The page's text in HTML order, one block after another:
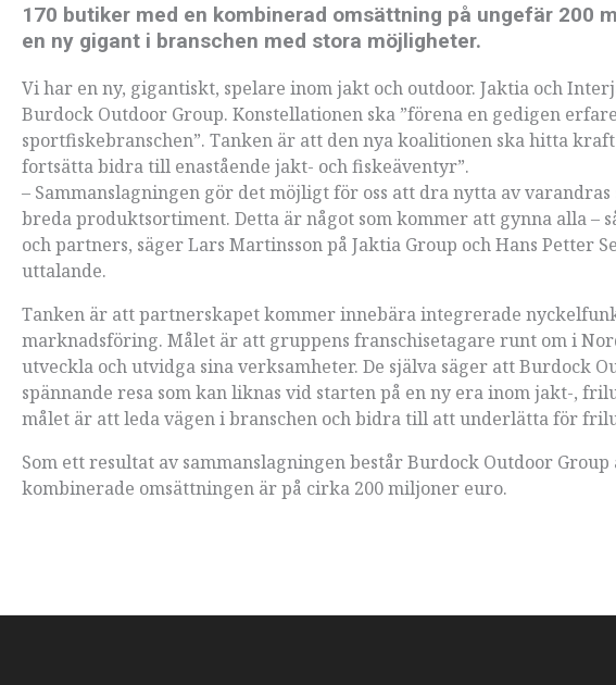
170 butiker med en kombinerad omsättning på ungefär 200
en ny gigant i branschen med stora möjligheter.
Vi har en ny, gigantiskt, spelare inom jakt och outdoor. Jaktia och
Burdock Outdoor Group. Konstellationen ska ”förena en gedigen
sportfiskebranschen”. Tanken är att den nya koalitionen ska hitta
fortsätta bidra till enastående jakt- och fiskeäventyr”.
– Sammanslagningen gör det möjligt för oss att dra nytta av
breda produktsortiment. Detta är något som kommer att gynna alla –
och partners, säger Lars Martinsson på Jaktia Group och Hans Petter
uttalande.
Tanken är att partnerskapet kommer innebära integrerade
marknadsföring. Målet är att gruppens franschisetagare runt om i
utveckla och utvidga sina verksamheter. De själva säger att Burdock
spännande resa som kan liknas vid starten på en ny era inom jakt-,
målet är att leda vägen i branschen och bidra till att underlätta för
Som ett resultat av sammanslagningen består Burdock Outdoor
kombinerade omsättningen är på cirka 200 miljoner euro.